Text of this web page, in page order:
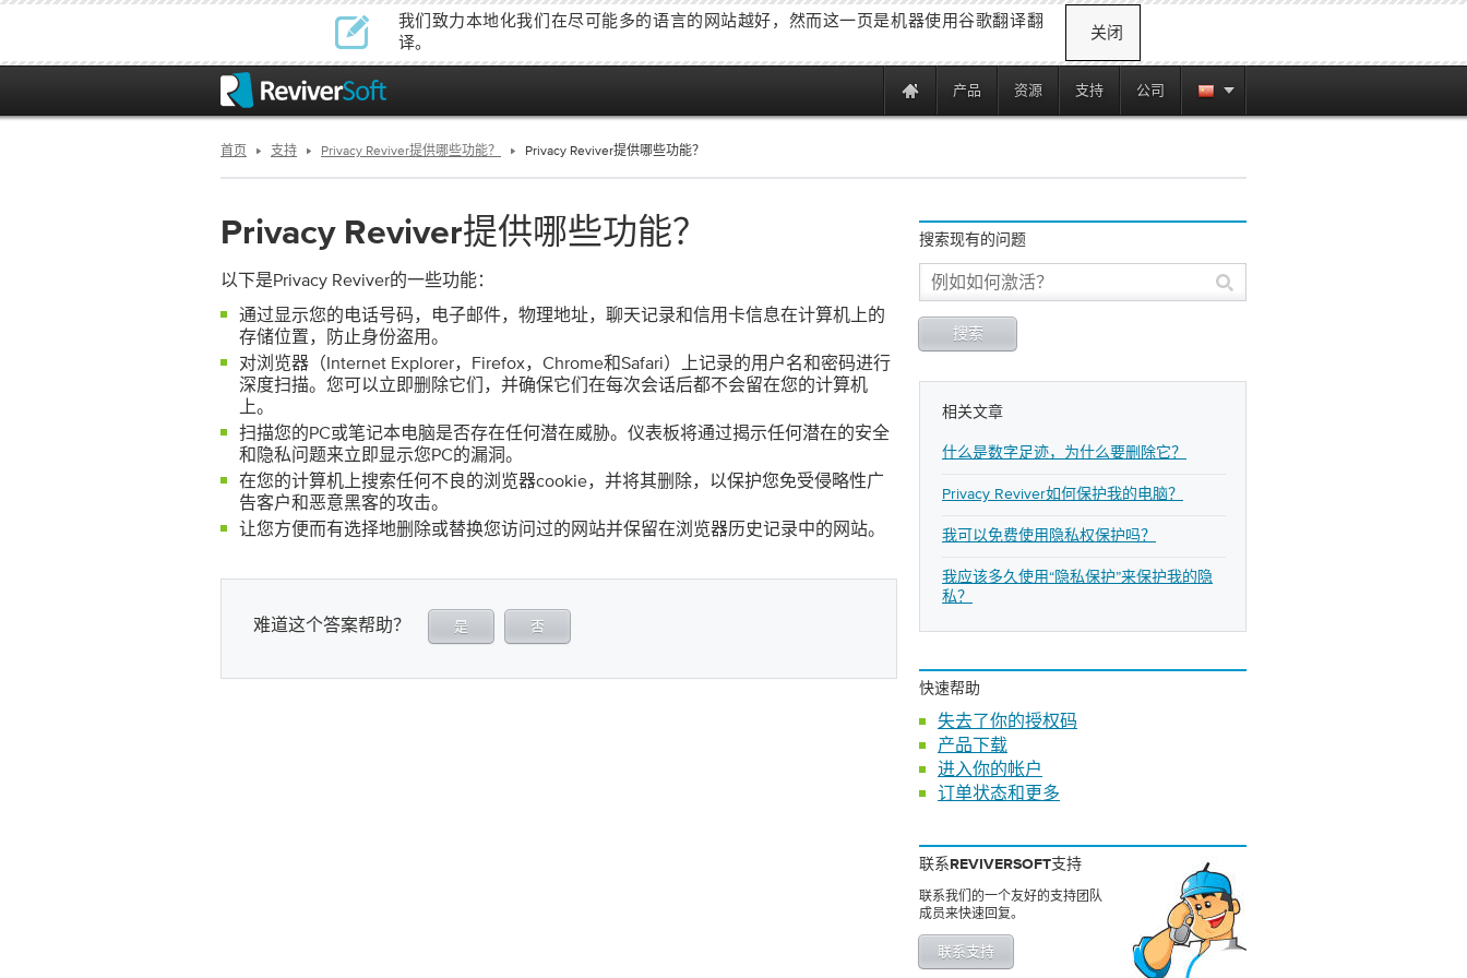
我们致力本地化我们在尽可能多的语言的网站越好，然而这一页是机器使用谷歌翻译翻
译。
关闭
产品 资源 支持 公司
首页 支持 Privacy Reviver提供哪些功能？ Privacy Reviver提供哪些功能？
Privacy Reviver提供哪些功能？
以下是Privacy Reviver的一些功能：
通过显示您的电话号码，电子邮件，物理地址，聊天记录和信用卡信息在计算机上的
存储位置，防止身份盗用。
对浏览器（Internet Explorer，Firefox，Chrome和Safari）上记录的用户名和密码进行
深度扫描。您可以立即删除它们，并确保它们在每次会话后都不会留在您的计算机
上。
扫描您的PC或笔记本电脑是否存在任何潜在威胁。仪表板将通过揭示任何潜在的安全
和隐私问题来立即显示您PC的漏洞。
在您的计算机上搜索任何不良的浏览器cookie，并将其删除，以保护您免受侵略性广
告客户和恶意黑客的攻击。
让您方便而有选择地删除或替换您访问过的网站并保留在浏览器历史记录中的网站。
难道这个答案帮助？ 是 否
搜索现有的问题
相关文章
什么是数字足迹，为什么要删除它？
Privacy Reviver如何保护我的电脑？
我可以免费使用隐私权保护吗？
我应该多久使用“隐私保护”来保护我的隐
私？
快速帮助
失去了你的授权码
产品下载
进入你的帐户
订单状态和更多
联系REVIVERSOFT支持
联系我们的一个友好的支持团队
成员来快速回复。
联系支持